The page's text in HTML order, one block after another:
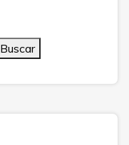
Buscar